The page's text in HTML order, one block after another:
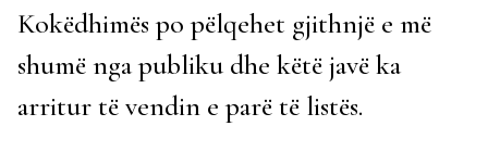
Kokëdhimës po pëlqehet gjithnjë e më
shumë nga publiku dhe këtë javë ka
arritur të vendin e parë të listës.